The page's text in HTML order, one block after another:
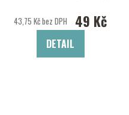
43,75 Kč bez DPH 49 Kč
DETAIL